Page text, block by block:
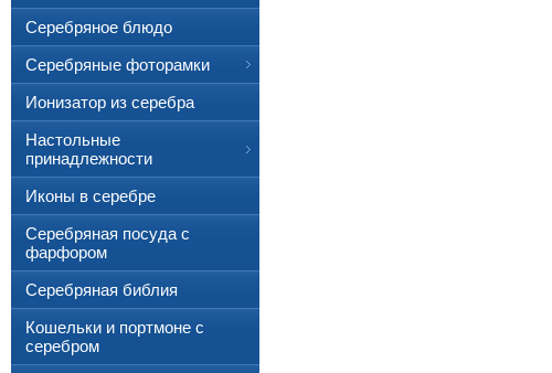
Серебряное блюдо
Серебряные фоторамки
Ионизатор из серебра
Настольные
принадлежности
Иконы в серебре
Серебряная посуда с
фарфором
Серебряная библия
Кошельки и портмоне с
серебром